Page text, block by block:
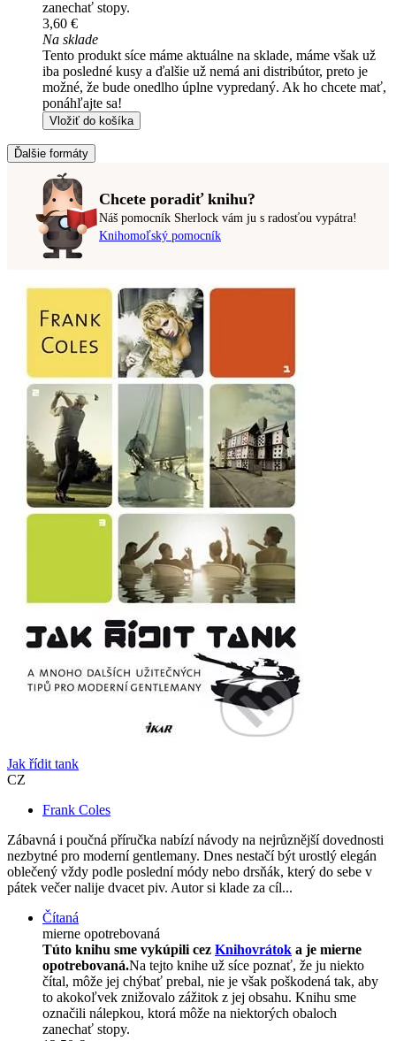
zanechať stopy.
3,60 €
Na sklade
Tento produkt síce máme aktuálne na sklade, máme však už
iba posledné kusy a ďalšie už nemá ani distribútor, preto je
možné, že bude onedlho úplne vypredaný. Ak ho chcete mať,
ponáhľajte sa!
Vložiť do košíka
Ďalšie formáty
Chcete poradiť knihu?
Náš pomocník Sherlock vám ju s radosťou vypátra!
Knihomoľský pomocník
Jak řídit tank
CZ
Frank Coles
Zábavná i poučná příručka nabízí návody na nejrůznější dovednosti
nezbytné pro moderní gentlemany. Dnes nestačí být urostlý elegán
oblečený vždy podle poslední módy nebo drsňák, který do sebe v
pátek večer nalije dvacet piv. Autor si klade za cíl...
Čítaná
mierne opotrebovaná
Túto knihu sme vykúpili cez Knihovrátok a je mierne
opotrebovaná.Na tejto knihe už síce poznať, že ju niekto
čítal, môže jej chýbať prebal, nie je však poškodená tak, aby
to akokoľvek znižovalo zážitok z jej obsahu. Knihu sme
označili nálepkou, ktorá môže na niektorých obaloch
zanechať stopy.